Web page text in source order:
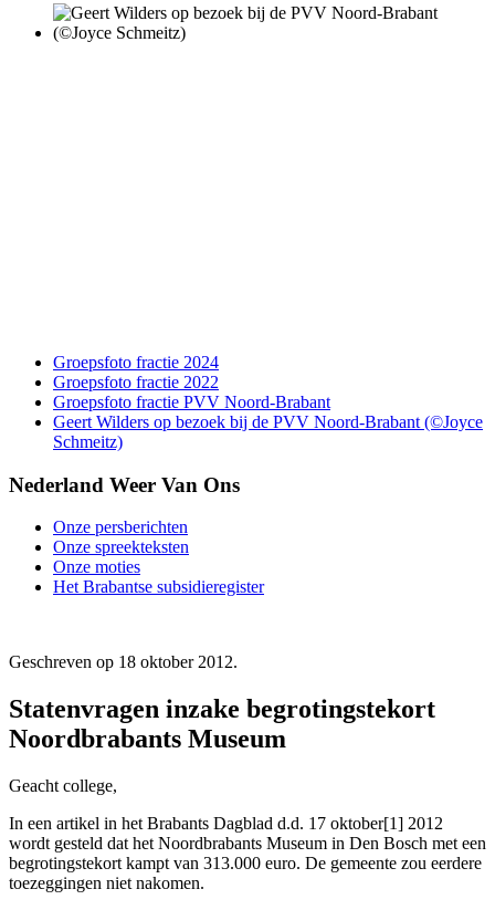
Groepsfoto fractie 2024
Groepsfoto fractie 2022
Groepsfoto fractie PVV Noord-Brabant
Geert Wilders op bezoek bij de PVV Noord-Brabant (©Joyce
Schmeitz)
Nederland Weer Van Ons
Onze persberichten
Onze spreekteksten
Onze moties
Het Brabantse subsidieregister
Geschreven op 18 oktober 2012.
Statenvragen inzake begrotingstekort
Noordbrabants Museum
Geacht college,
In een artikel in het Brabants Dagblad d.d. 17 oktober[1] 2012
wordt gesteld dat het Noordbrabants Museum in Den Bosch met een
begrotingstekort kampt van 313.000 euro. De gemeente zou eerdere
toezeggingen niet nakomen.